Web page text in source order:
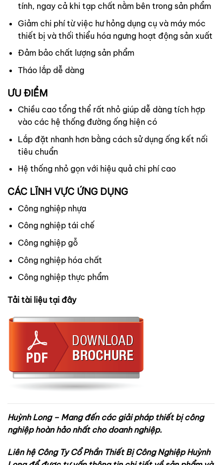
tính, ngay cả khi tạp chất nằm bên trong sản phẩm
Giảm chi phí từ việc hư hỏng dụng cụ và máy móc
thiết bị và thối thiểu hóa ngưng hoạt động sản xuất
Đảm bảo chất lượng sản phẩm
Tháo lắp dễ dàng
ƯU ĐIỂM
Chiều cao tổng thể rất nhỏ giúp dễ dàng tích hợp
vào các hệ thống đường ống hiện có
Lắp đặt nhanh hơn bằng cách sử dụng ống kết nối
tiêu chuẩn
Hệ thống nhỏ gọn với hiệu quả chi phí cao
CÁC LĨNH VỰC ỨNG DỤNG
Công nghiệp nhựa
Công nghiệp tái chế
Công nghiệp gỗ
Công nghiệp hóa chất
Công nghiệp thực phẩm
Tải tài liệu tại đây
Huỳnh Long – Mang đến các giải pháp thiết bị công
nghiệp hoàn hảo nhất cho doanh nghiệp.
Liên hệ Công Ty Cổ Phần Thiết Bị Công Nghiệp Huỳnh